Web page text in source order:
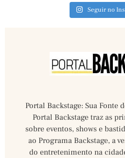
Seguir no
Portal Backstage: Sua Fonte
Portal Backstage traz as
sobre eventos, shows e
ao Programa Backstage, a
do entretenimento na